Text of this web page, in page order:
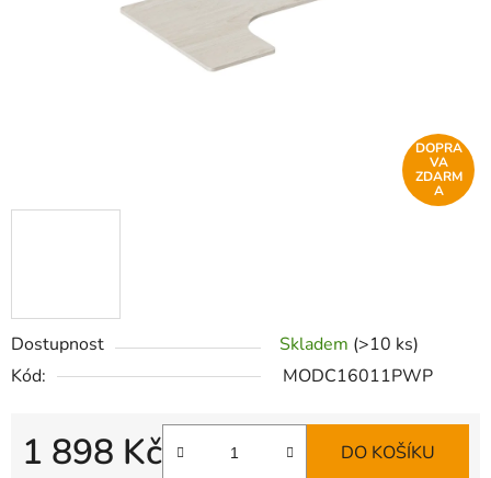
Dostupnost Skladem (>10 ks)
Kód:
MODC16011PWP
1 898 Kč DO KOŠÍKU
DOPRA
VA
ZDARM
A